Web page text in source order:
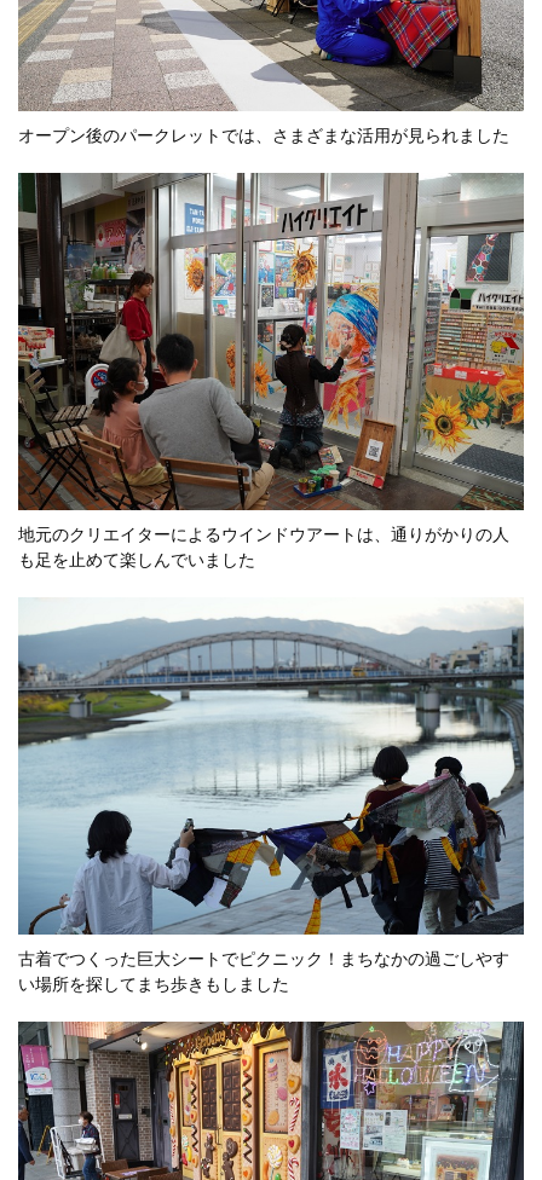
オープン後のパークレットでは、さまざまな活用が見られました
地元のクリエイターによるウインドウアートは、通りがかりの人
も足を止めて楽しんでいました
古着でつくった巨大シートでピクニック！まちなかの過ごしやす
い場所を探してまち歩きもしました